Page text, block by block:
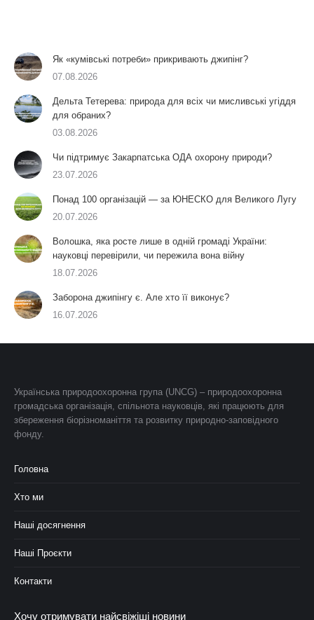
Як «кумівські потреби» прикривають джипінг?
07.08.2026
Дельта Тетерева: природа для всіх чи мисливські угіддя
для обраних?
03.08.2026
Чи підтримує Закарпатська ОДА охорону природи?
23.07.2026
Понад 100 організацій — за ЮНЕСКО для Великого Лугу
20.07.2026
Волошка, яка росте лише в одній громаді України:
науковці перевірили, чи пережила вона війну
18.07.2026
Заборона джипінгу є. Але хто її виконує?
16.07.2026
Українська природоохоронна група (UNCG) – природоохоронна
громадська організація, спільнота науковців, які працюють для
збереження біорізноманіття та розвитку природно-заповідного
фонду.
Головна
Хто ми
Наші досягнення
Наші Проєкти
Контакти
Хочу отримувати найсвіжіші новини